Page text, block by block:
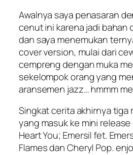
Awalnya saya penasaran
cenut ini karena jadi bahan
dan saya menemukan
cover version, mulai dari
cempreng dengan muka
sekelompok orang yang
aransemen jazz… hmmm
Singkat cerita akhirnya tiga
yang masuk ke mini
Heart You; Emersil fet.
Flames dan Cheryl Pop.